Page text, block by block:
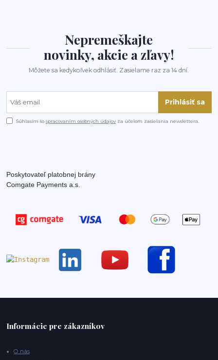
Nepremeškajte
novinky, akcie a zľavy!
Môžete sa kedykoľvek odhlásiť. Zasielame raz za 14 dní.
Prihlásiť sa
Súhlasím sospracovaním osobných údajov za účelom zasielania newslettera.
Poskytovateľ platobnej brány
Comgate Payments a.s.
Informácie pre zákazníkov
O nás